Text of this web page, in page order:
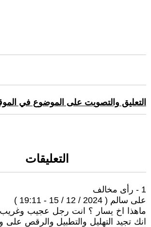
التعليق والتصويت على الموضوع في
التعليقات
1 - رأى مخالف
على سالم ( 2024 / 12 / 15 - 19:11 )
ماهذا اخ يسار ؟ انت رجل عجيب
انك تجيد التهليل والتطبيل والرقص